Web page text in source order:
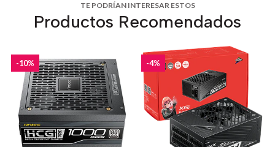
TE PODRÍAN INTERESAR ESTOS
Productos Recomendados
-10% -4%